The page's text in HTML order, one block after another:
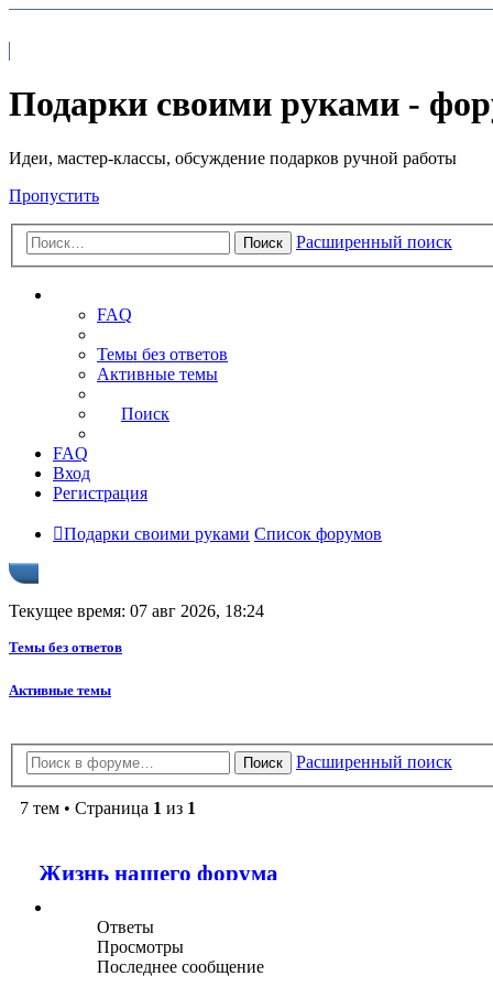
Подарки своими руками -
Идеи, мастер-классы, обсуждение подарков ручной работы
Пропустить
Поиск Расширенный поиск
FAQ
Темы без ответов
Активные темы
Поиск
FAQ
Вход
Регистрация
Подарки своими руками Список форумов
Текущее время: 07 авг 2026, 18:24
Темы без ответов
Активные темы
Поиск Расширенный поиск
7 тем • Страница 1 из 1
Жизнь нашего форума
Ответы
Просмотры
Последнее сообщение